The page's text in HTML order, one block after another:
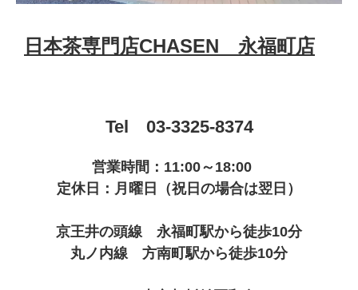
日本茶専門店CHASEN 永福町店
Tel 03-3325-8374
営業時間：11:00～18:00
定休日：月曜日（祝日の場合は翌日）
京王井の頭線 永福町駅から徒歩10分
丸ノ内線 方南町駅から徒歩10分